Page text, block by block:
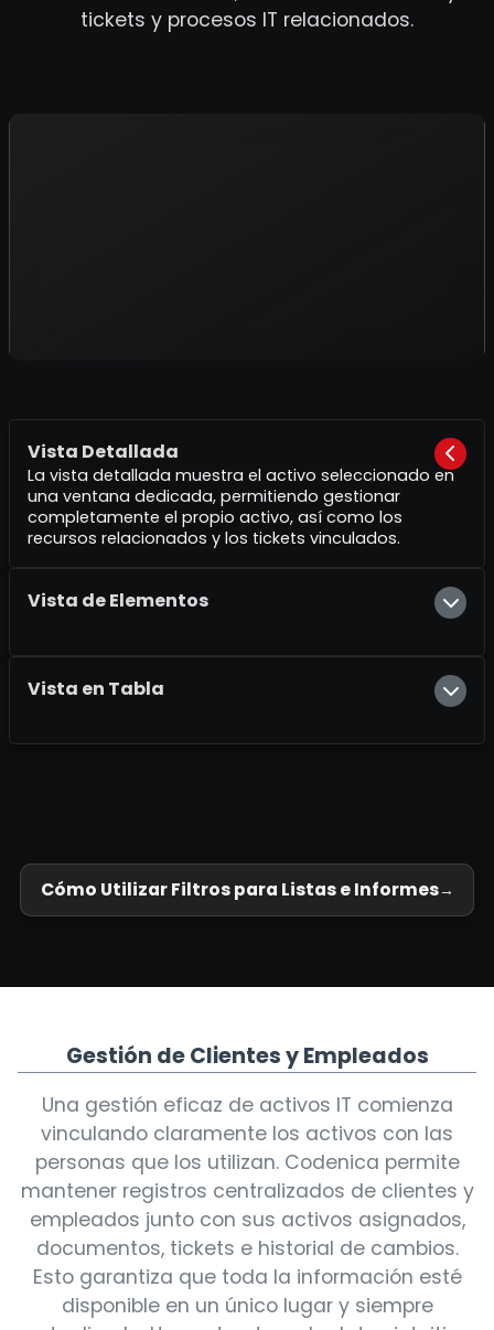
tickets y procesos IT relacionados.
Vista Detallada
La vista detallada muestra el activo seleccionado en
una ventana dedicada, permitiendo gestionar
completamente el propio activo, así como los
recursos relacionados y los tickets vinculados.
Vista de Elementos
Vista en Tabla
Cómo Utilizar Filtros para Listas e Informes
Gestión de Clientes y Empleados
Una gestión eficaz de activos IT comienza
vinculando claramente los activos con las
personas que los utilizan. Codenica permite
mantener registros centralizados de clientes y
empleados junto con sus activos asignados,
documentos, tickets e historial de cambios.
Esto garantiza que toda la información esté
disponible en un único lugar y siempre